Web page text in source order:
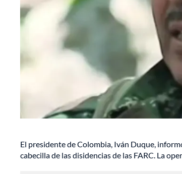
El presidente de Colombia, Iván Duque,
cabecilla de las disidencias de las FARC. La